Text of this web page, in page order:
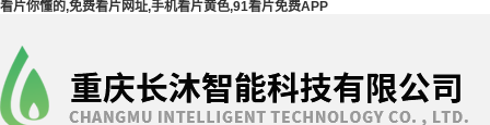
看片你懂的,免费看片网址,手机看片黄色,91看片免费APP